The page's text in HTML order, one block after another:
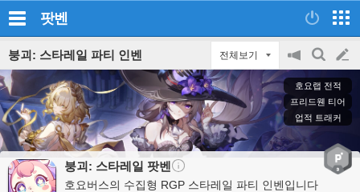
팟벤
붕괴: 스타레일 파티 인벤 전체보기
공
지
on/off
검
색
글
쓰
기
호요랩 전적
프리드웬 티어
업적 트래커
붕괴: 스타레일 팟벤
호요버스의 수집형 RGP 스타레일 파티 인벤입니다